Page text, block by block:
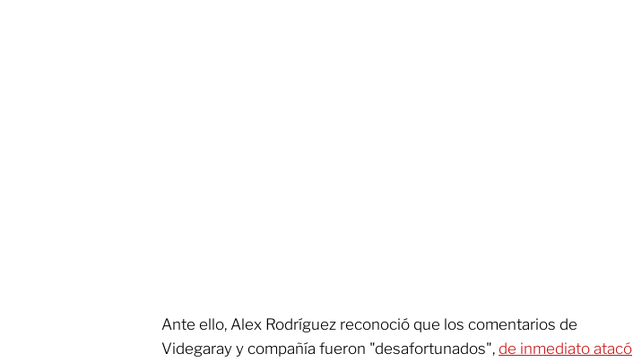
Ante ello, Alex Rodríguez reconoció que los comentarios de
Videgaray y compañía fueron "desafortunados", de inmediato atacó